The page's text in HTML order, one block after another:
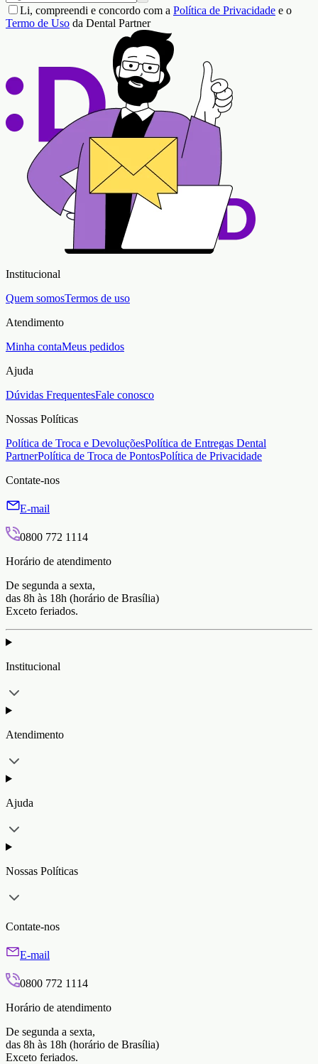
Li, compreendi e concordo com a Política de Privacidade e o
Termo de Uso da Dental Partner
Institucional
Quem somosTermos de uso
Atendimento
Minha contaMeus pedidos
Ajuda
Dúvidas FrequentesFale conosco
Nossas Políticas
Política de Troca e DevoluçõesPolítica de Entregas Dental
PartnerPolítica de Troca de PontosPolítica de Privacidade
Contate-nos
E-mail
0800 772 1114
Horário de atendimento
De segunda a sexta,
das 8h às 18h (horário de Brasília)
Exceto feriados.
Institucional
Atendimento
Ajuda
Nossas Políticas
Contate-nos
E-mail
0800 772 1114
Horário de atendimento
De segunda a sexta,
das 8h às 18h (horário de Brasília)
Exceto feriados.